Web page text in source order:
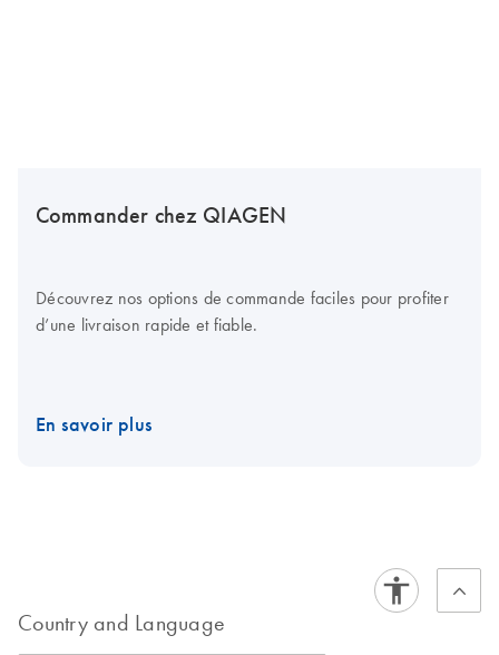
Commander chez QIAGEN
Découvrez nos options de commande faciles pour profiter
d’une livraison rapide et fiable.
En savoir plus
Country and Language